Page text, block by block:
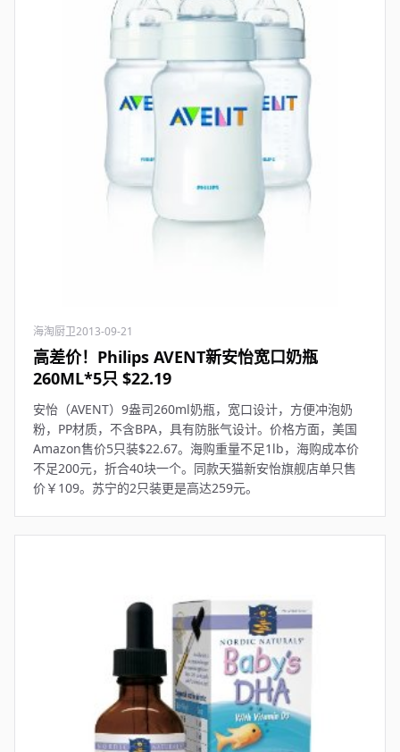
海淘厨卫2013-09-21
高差价！Philips AVENT新安怡宽口奶瓶
260ML*5只 $22.19
安怡（AVENT）9盎司260ml奶瓶，宽口设计，方便冲泡奶
粉，PP材质，不含BPA，具有防胀气设计。价格方面，美国
Amazon售价5只装$22.67。海购重量不足1lb，海购成本价
不足200元，折合40块一个。同款天猫新安怡旗舰店单只售
价￥109。苏宁的2只装更是高达259元。